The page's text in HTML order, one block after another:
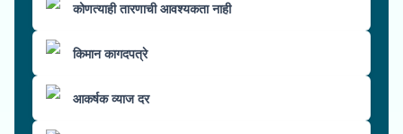
कोणत्याही तारणाची आवश्यकता नाही
किमान कागदपत्रे
आकर्षक व्याज दर